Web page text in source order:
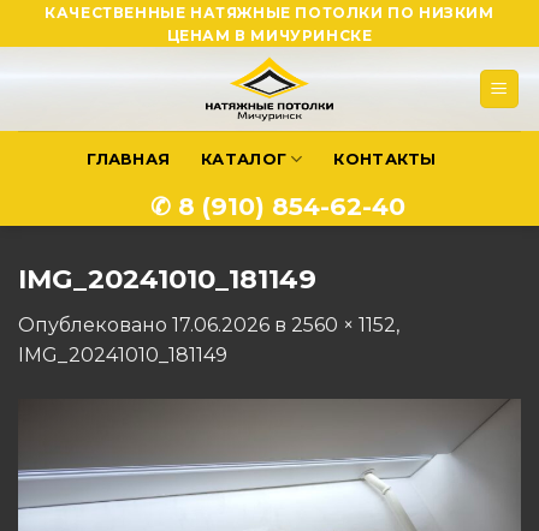
to
КАЧЕСТВЕННЫЕ НАТЯЖНЫЕ ПОТОЛКИ ПО НИЗКИМ
ЦЕНАМ В МИЧУРИНСКЕ
ГЛАВНАЯ КАТАЛОГ КОНТАКТЫ
✆ 8 (910) 854-62-40
IMG_20241010_181149
Опублековано 17.06.2026 в 2560 × 1152,
IMG_20241010_181149